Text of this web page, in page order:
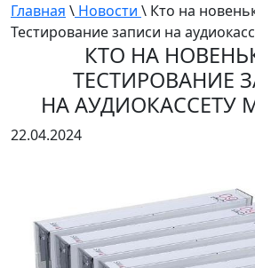
Главная \ Новости \ Кто на
Тестирование записи на
КТО НА
ТЕСТИРОВАНИЕ
НА АУДИОКАССЕТУ
22.04.2024